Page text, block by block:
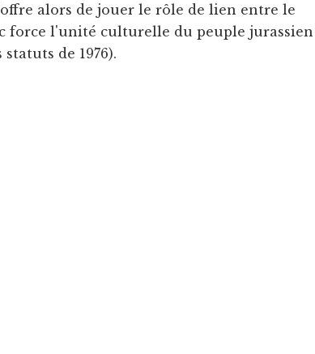
alors de jouer le rôle de lien entre le
force l'unité culturelle du peuple jurassien
de 1976).